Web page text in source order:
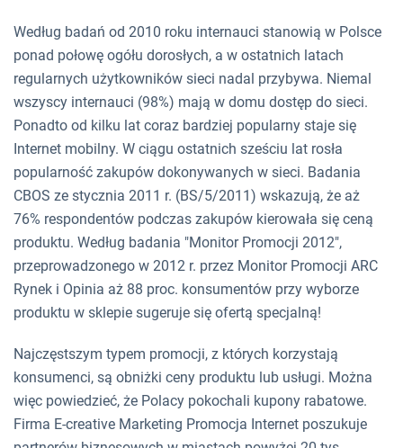
Według badań od 2010 roku internauci stanowią w Polsce
ponad połowę ogółu dorosłych, a w ostatnich latach
regularnych użytkowników sieci nadal przybywa. Niemal
wszyscy internauci (98%) mają w domu dostęp do sieci.
Ponadto od kilku lat coraz bardziej popularny staje się
Internet mobilny. W ciągu ostatnich sześciu lat rosła
popularność zakupów dokonywanych w sieci. Badania
CBOS ze stycznia 2011 r. (BS/5/2011) wskazują, że aż
76% respondentów podczas zakupów kierowała się ceną
produktu. Według badania "Monitor Promocji 2012",
przeprowadzonego w 2012 r. przez Monitor Promocji ARC
Rynek i Opinia aż 88 proc. konsumentów przy wyborze
produktu w sklepie sugeruje się ofertą specjalną!
Najczęstszym typem promocji, z których korzystają
konsumenci, są obniżki ceny produktu lub usługi. Można
więc powiedzieć, że Polacy pokochali kupony rabatowe.
Firma E-creative Marketing Promocja Internet poszukuje